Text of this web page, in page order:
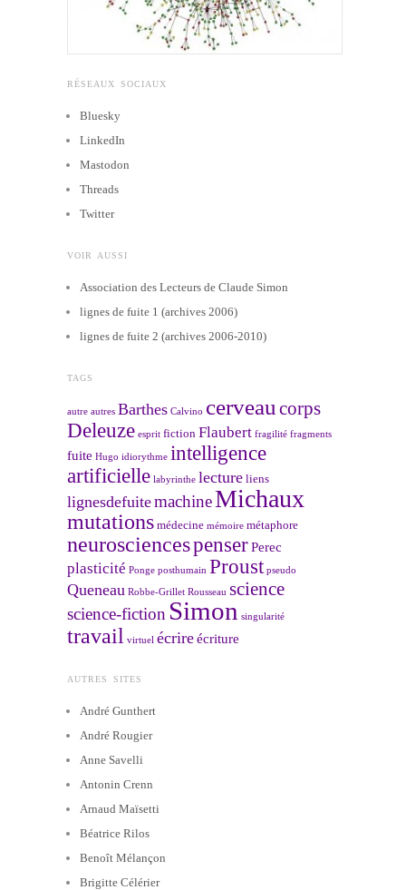
RÉSEAUX SOCIAUX
Bluesky
LinkedIn
Mastodon
Threads
Twitter
VOIR AUSSI
Association des Lecteurs de Claude Simon
lignes de fuite 1 (archives 2006)
lignes de fuite 2 (archives 2006-2010)
TAGS
autre autres Barthes Calvino cerveau corps
Deleuze esprit fiction Flaubert fragilité fragments
fuite Hugo idiorythme intelligence
artificielle labyrinthe lecture liens
lignesdefuitemachineMichaux
mutations médecine mémoire métaphore
neurosciencespenserPerec
plasticité Ponge posthumain Proust pseudo
Queneau Robbe-Grillet Rousseau science
science-fiction Simon singularité
travail virtuel écrireécriture
AUTRES SITES
André Gunthert
André Rougier
Anne Savelli
Antonin Crenn
Arnaud Maïsetti
Béatrice Rilos
Benoît Mélançon
Brigitte Célérier